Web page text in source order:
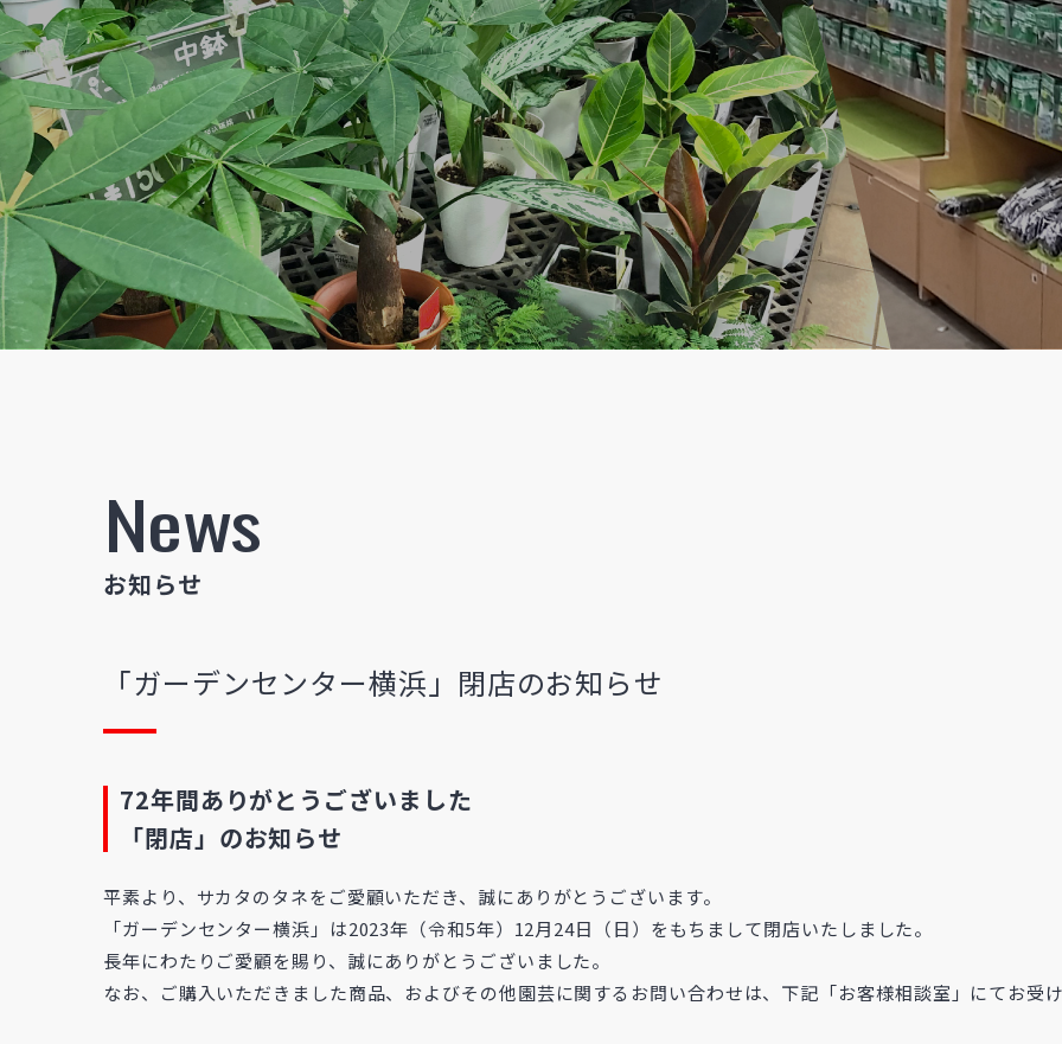
News
お知らせ
「ガーデンセンター横浜」閉店のお知らせ
72年間ありがとうございました
「閉店」のお知らせ
平素より、サカタのタネをご愛顧いただき、誠にありがとうございます。
「ガーデンセンター横浜」は2023年（令和5年）12月24日（日）をもちまして閉店いたしました。
長年にわたりご愛顧を賜り、誠にありがとうございました。
なお、ご購入いただきました商品、およびその他園芸に関するお問い合わせは、下記「お客様相談室」にてお受け